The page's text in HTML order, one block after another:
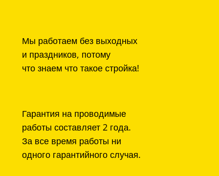
Мы работаем без выходных
и праздников, потому
что знаем что такое стройка!
Гарантия на проводимые
работы составляет 2 года.
За все время работы ни
одного гарантийного случая.